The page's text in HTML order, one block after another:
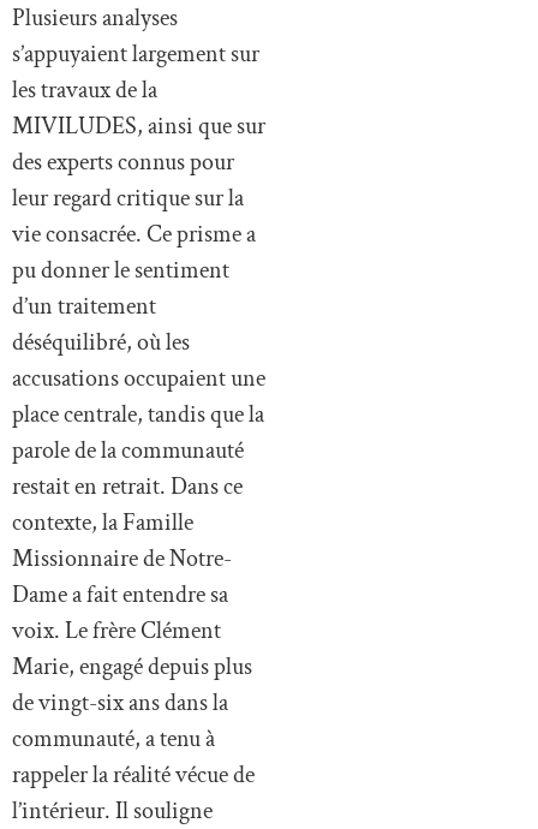
Plusieurs analyses
s’appuyaient largement sur
les travaux de la
MIVILUDES, ainsi que sur
des experts connus pour
leur regard critique sur la
vie consacrée. Ce prisme a
pu donner le sentiment
d’un traitement
déséquilibré, où les
accusations occupaient une
place centrale, tandis que la
parole de la communauté
restait en retrait. Dans ce
contexte, la Famille
Missionnaire de Notre-
Dame a fait entendre sa
voix. Le frère Clément
Marie, engagé depuis plus
de vingt-six ans dans la
communauté, a tenu à
rappeler la réalité vécue de
l’intérieur. Il souligne